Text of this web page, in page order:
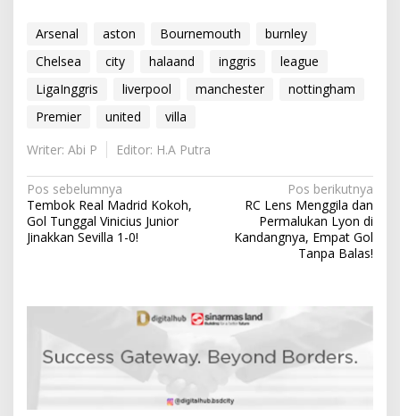
Arsenal aston Bournemouth
burnley
Chelsea
city halaand inggris
league
LigaInggris
liverpool manchester
nottingham
Premier
united
villa
Writer: Abi P
Editor: H.A Putra
N
a
v
Pos sebelumnya
Tembok Real Madrid Kokoh,
Gol Tunggal Vinicius Junior
Jinakkan Sevilla 1-0!
Pos berikutnya
RC Lens Menggila dan
Permalukan Lyon di
Kandangnya, Empat Gol
Tanpa Balas!